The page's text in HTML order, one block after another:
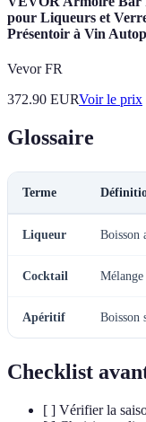
pour Liqueurs et
Présentoir à Vin
Vevor FR
372.90 EURVoir le prix
Glossaire
Terme
Liqueur Boisson
Cocktail Mélange
Apéritif Boisson
Checklist
[ ] Vérifier la